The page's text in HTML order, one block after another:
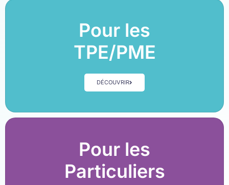
Pour les
TPE/PME
DÉCOUVRIR
Pour les
Particuliers